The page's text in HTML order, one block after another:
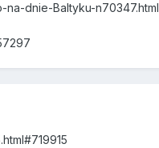
dnie-Baltyku-n70347.html